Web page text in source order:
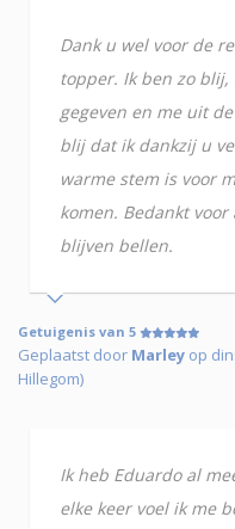
Dank u wel voor de
topper. Ik ben zo
gegeven en me uit
blij dat ik dankzij u
warme stem is voor
komen. Bedankt
blijven bellen.
Getuigenis van 5
Geplaatst door Marley op
Hillegom)
Ik heb Eduardo al
elke keer voel ik me